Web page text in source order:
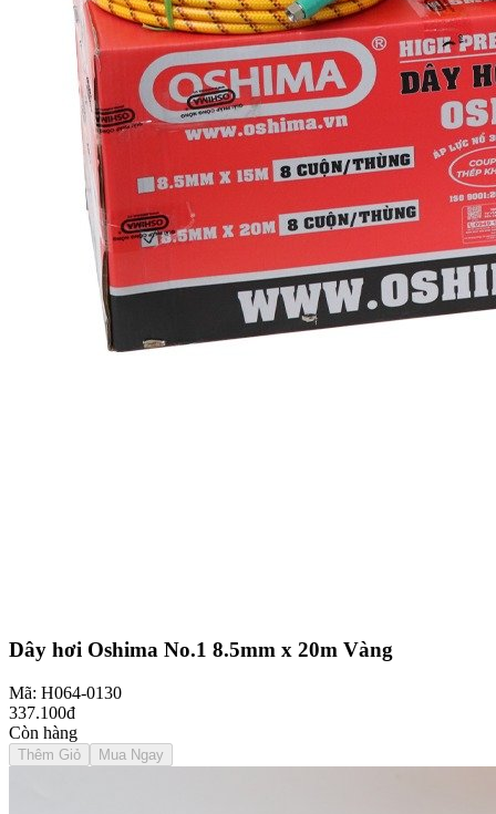
Dây hơi Oshima No.1 8.5mm x 20m Vàng
Mã: H064-0130
337.100đ
Còn hàng
Thêm Giỏ Mua Ngay